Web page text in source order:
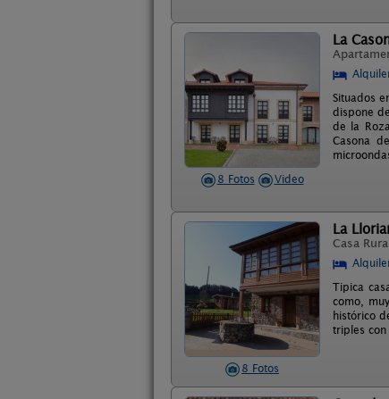
8 Fotos Video
La
Situados
dispone
de la
Casona
8 Fotos
La
Casa
Tipica
como,
histórico
triples